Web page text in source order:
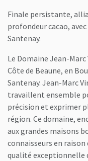
Finale persistante,
profondeur cacao,
Santenay.
Le Domaine Jean-
Côte de Beaune, en
Santenay. Jean-Marc
travaillent ensemble
précision et exprimer
région. Ce domaine,
aux grandes maisons
connaisseurs en
qualité exceptionnelle